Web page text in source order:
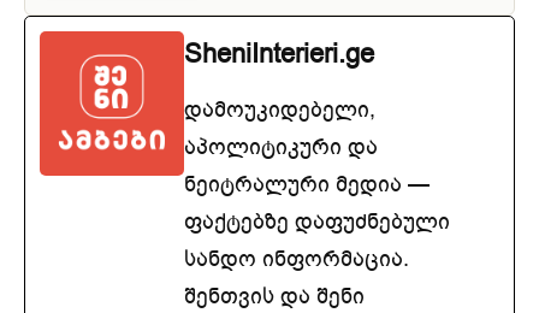
SheniInterieri.ge
დამოუკიდებელი,
აპოლიტიკური და
ნეიტრალური მედია —
ფაქტებზე დაფუძნებული
სანდო ინფორმაცია.
შენთვის და შენი